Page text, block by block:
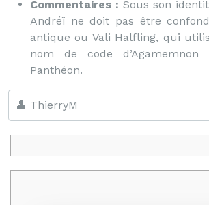
Commentaires : Sous son
Andréï ne doit pas être
antique ou Vali Halfling, qui
nom de code
Panthéon.
👤 ThierryM